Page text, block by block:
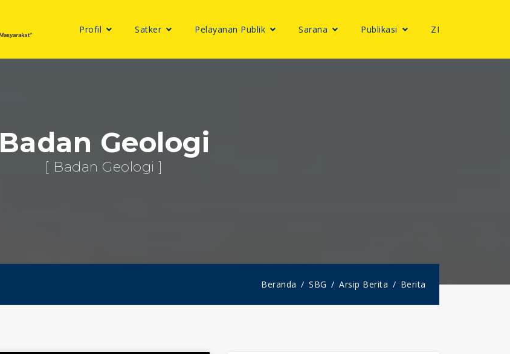
Profil Satker Pelayanan Publik Sarana Publikasi ZI
Badan Geologi
[ Badan Geologi ]
Beranda SBG Arsip Berita Berita